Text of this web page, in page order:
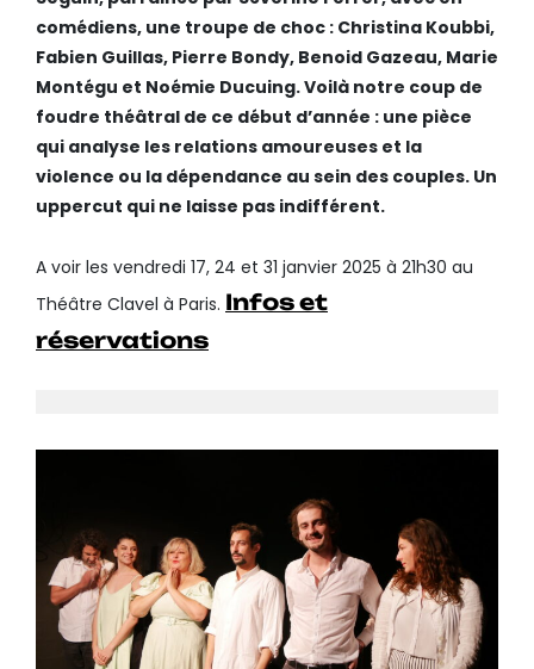
comédiens, une troupe de choc : Christina Koubbi,
Fabien Guillas, Pierre Bondy, Benoid Gazeau, Marie
Montégu et Noémie Ducuing. Voilà notre coup de
foudre théâtral de ce début d’année : une pièce
qui analyse les relations amoureuses et la
violence ou la dépendance au sein des couples. Un
uppercut qui ne laisse pas indifférent.
A voir les vendredi 17, 24 et 31 janvier 2025 à 21h30 au
Théâtre Clavel à Paris. Infos et
réservations